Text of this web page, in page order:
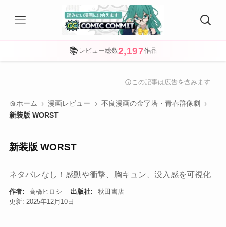
📚 レビュー総数2,197作品
info この記事は広告を含みます
home ホーム 漫画レビュー
不良漫画の金字塔・青春群像劇
新装版 WORST
新装版 WORST
ネタバレなし！感動や衝撃、胸キュン、没入感を可視化
作者: 高橋ヒロシ 出版社:
秋田書店
更新: 2025年12月10日